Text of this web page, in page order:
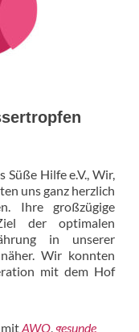
Süße Hilfe e.V., Wir,
uns ganz herzlich
Ihre großzügige
der optimalen
in unserer
Wir konnten
mit dem Hof
AWO, gesunde